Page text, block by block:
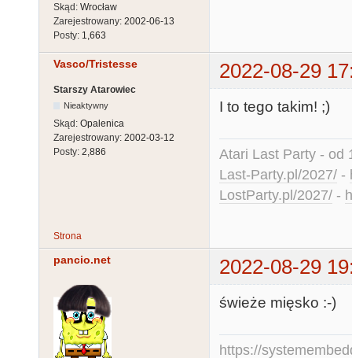
Skąd: Wrocław
Zarejestrowany: 2002-06-13
Posty: 1,663
Vasco/Tristesse 2022-08-29
Starszy Atarowiec
Nieaktywny
Skąd: Opalenica
Zarejestrowany: 2002-03-12
Posty: 2,886
I to tego takim! ;)
Atari Last Party - od
Last-Party.pl/2027/ -
LostParty.pl/2027/ -
Strona
pancio.net 2022-08-29
świeże mięsko :-)
https://